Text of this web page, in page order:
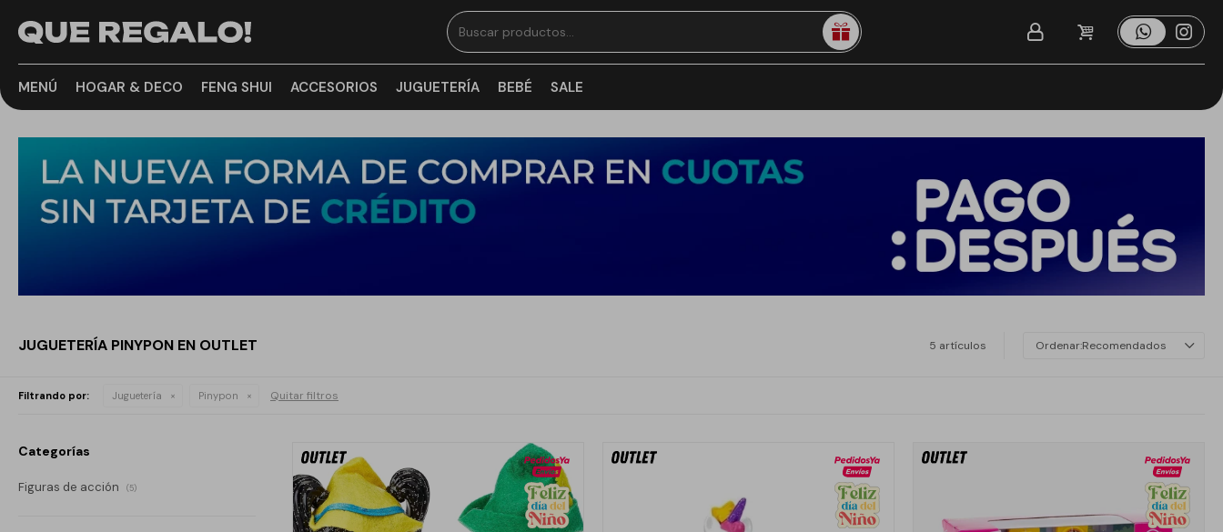
MENÚ HOGAR & DECO FENG SHUI ACCESORIOS JUGUETERÍA BEBÉ SALE
JUGUETERÍA PINYPON EN OUTLET 5 artículos Recomendados
Filtrando por: Juguetería Pinypon Quitar filtros
Categorías
Figuras de acción (5)